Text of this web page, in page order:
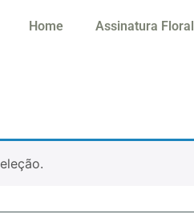
Home Assinatura Floral